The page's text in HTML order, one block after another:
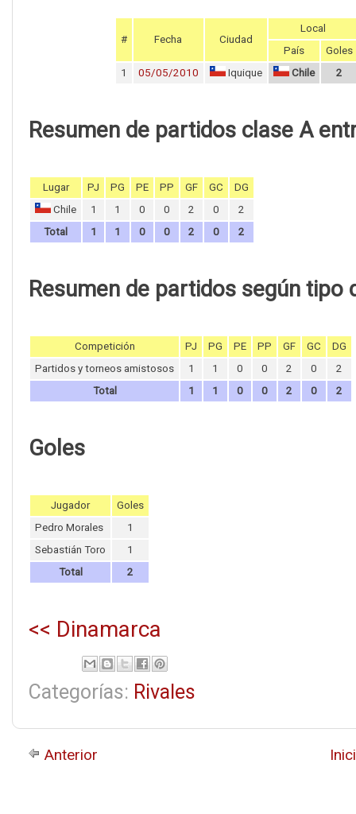
# Fecha Ciudad
Local
País
Goles
1
05/05/2010 Iquique Chile 2
Resumen de partidos clase A
Lugar PJ PG PE PP GF GC
DG
Chile
1 1 0 0 2 0
2
Total
1 1 0 0 2 0 2
Resumen de partidos según tipo
Competición PJ PG PE PP GF GC
DG
Partidos y torneos amistosos
1 1 0 0 2 0
2
Total
1 1 0 0 2 0 2
Goles
Jugador
Goles
Pedro Morales
1
Sebastián Toro
1
Total
2
<< Dinamarca
Categorías: Rivales
Anterior